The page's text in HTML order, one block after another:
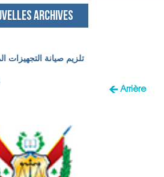
ARCHIVES
تلزيم صيانة التجهيزات
Arrière